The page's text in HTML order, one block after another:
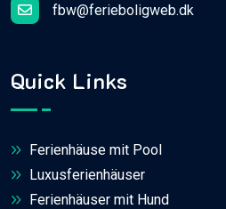
fbw@ferieboligweb.dk
Quick Links
Ferienhäuse mit Pool
Luxusferienhäuser
Ferienhäuser mit Hund